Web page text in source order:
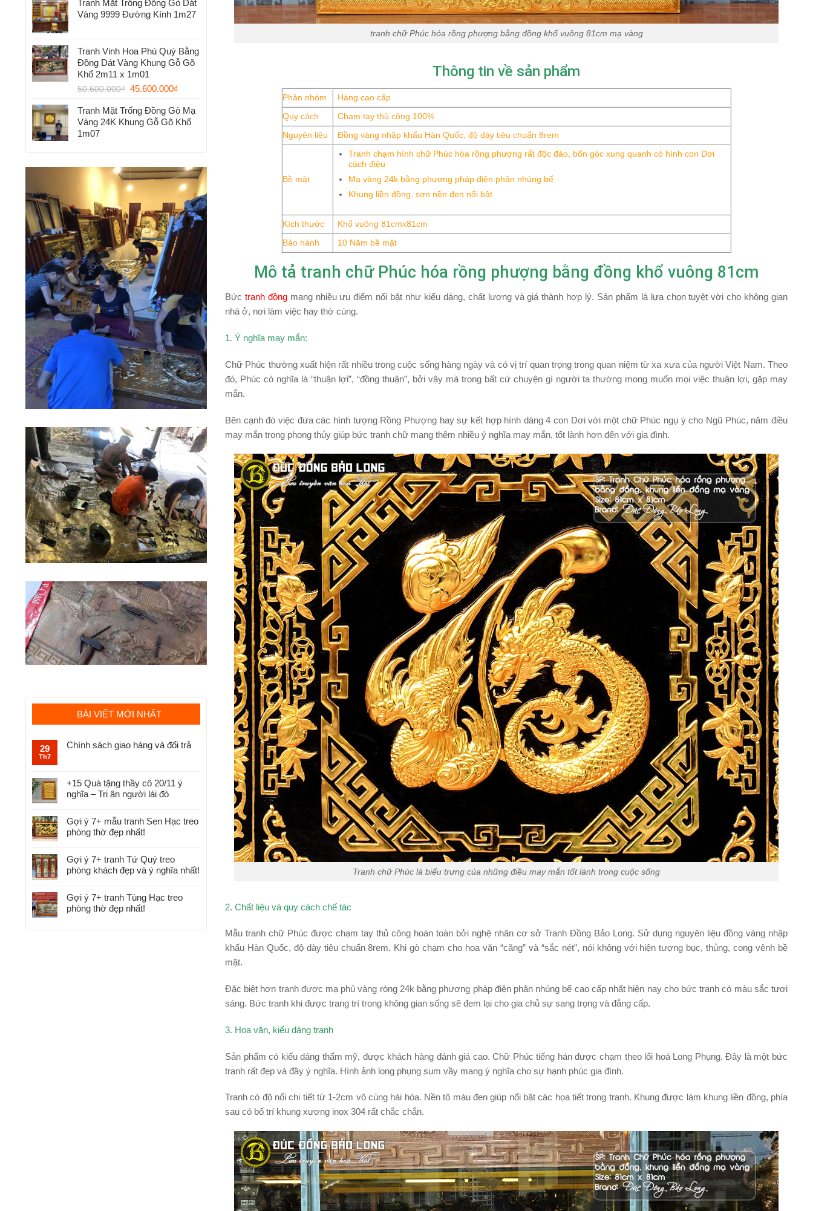
tranh chữ Phúc hóa rồng phượng bằng đồng khổ vuông 81cm mạ vàng
Thông tin về sản phẩm
Phân nhóm Hàng cao cấp
Quy cách Chạm tay thủ công 100%
Nguyên liệu Đồng vàng nhập khẩu Hàn Quốc, độ dày tiêu chuẩn 8rem
Bề mặt
Tranh chạm hình chữ Phúc hóa rồng phượng rất độc đáo, bốn góc xung quanh có hình con Dơi
cách điệu
Mạ vàng 24k bằng phương pháp điện phân nhúng bể
Khung liền đồng, sơn nền đen nổi bật
Kích thước Khổ vuông 81cmx81cm
Bảo hành 10 Năm bề mặt
Mô tả tranh chữ Phúc hóa rồng phượng bằng đồng khổ vuông 81cm
Bức tranh đồngmang nhiều ưu điểm nổi bật như kiểu dáng, chất lượng và giá thành hợp lý. Sản phẩm là lựa chọn tuyệt vời cho không gian
nhà ở, nơi làm việc hay thờ cúng.
1. Ý nghĩa may mắn:
Chữ Phúc thường xuất hiện rất nhiều trong cuộc sống hàng ngày và có vị trí quan trọng trong quan niệm từ xa xưa của người Việt Nam. Theo
đó, Phúc có nghĩa là “thuận lợi”, “đồng thuận”, bởi vậy mà trong bất cứ chuyện gì người ta thường mong muốn mọi việc thuận lợi, gặp may
mắn.
Bên cạnh đó việc đưa các hình tượng Rồng Phượng hay sự kết hợp hình dáng 4 con Dơi với một chữ Phúc ngụ ý cho Ngũ Phúc, năm điều
may mắn trong phong thủy giúp bức tranh chữ mang thêm nhiều ý nghĩa may mắn, tốt lành hơn đến với gia đình.
Tranh chữ Phúc là biểu trưng của những điều may mắn tốt lành trong cuộc sống
2. Chất liệu và quy cách chế tác
Mẫu tranh chữ Phúc được chạm tay thủ công hoàn toàn bởi nghệ nhân cơ sở Tranh Đồng Bảo Long. Sử dụng nguyên liệu đồng vàng nhập
khẩu Hàn Quốc, độ dày tiêu chuẩn 8rem. Khi gò chạm cho hoa văn “căng” và “sắc nét”, nói không với hiện tượng bục, thủng, cong vênh bề
mặt.
Đặc biệt hơn tranh được mạ phủ vàng ròng 24k bằng phương pháp điện phân nhúng bể cao cấp nhất hiện nay cho bức tranh có màu sắc tươi
sáng. Bức tranh khi được trang trí trong không gian sống sẽ đem lại cho gia chủ sự sang trọng và đẳng cấp.
3. Hoa văn, kiểu dáng tranh
Sản phẩm có kiểu dáng thẩm mỹ, được khách hàng đánh giá cao. Chữ Phúc tiếng hán được chạm theo lối hoá Long Phụng. Đây là một bức
tranh rất đẹp và đầy ý nghĩa. Hình ảnh long phụng sum vầy mang ý nghĩa cho sự hạnh phúc gia đình.
Tranh có độ nổi chi tiết từ 1-2cm vô cùng hài hòa. Nền tô màu đen giúp nổi bật các họa tiết trong tranh. Khung được làm khung liền đồng, phía
sau có bố trí khung xương inox 304 rất chắc chắn.
Tranh Mặt Trống Đồng Gò Dát
Vàng 9999 Đường Kính 1m27
Tranh Vinh Hoa Phú Quý Bằng
Đồng Dát Vàng Khung Gỗ Gõ
Khổ 2m11 x 1m01
50.600.000₫ 45.600.000₫
Tranh Mặt Trống Đồng Gò Mạ
Vàng 24K Khung Gỗ Gõ Khổ
1m07
BÀI VIẾT MỚI NHẤT
29
Th7
Chính sách giao hàng và đổi trả
+15 Quà tặng thầy cô 20/11 ý
nghĩa – Tri ân người lái đò
Gợi ý 7+ mẫu tranh Sen Hạc treo
phòng thờ đẹp nhất!
Gợi ý 7+ tranh Tứ Quý treo
phòng khách đẹp và ý nghĩa nhất!
Gợi ý 7+ tranh Tùng Hạc treo
phòng thờ đẹp nhất!